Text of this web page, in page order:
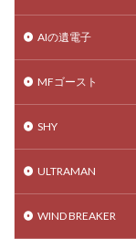
AIの遺電子
MFゴースト
SHY
ULTRAMAN
WIND BREAKER